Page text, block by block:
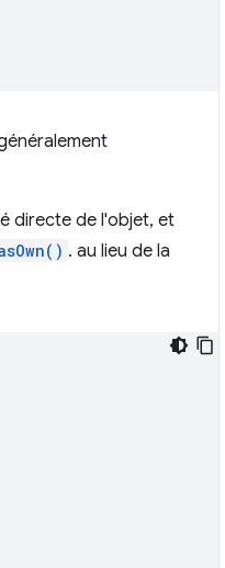
directe de l'objet, et
. au lieu de la